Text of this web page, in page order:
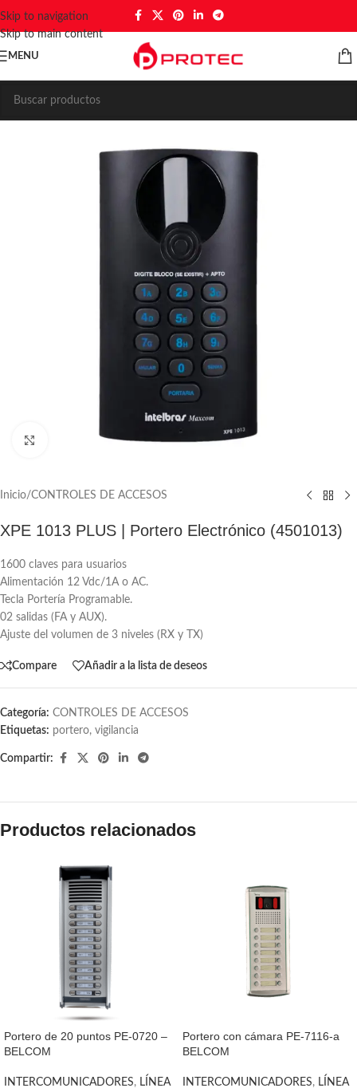
Skip to navigation
Skip to main content
MENU
Click to enlarge
Inicio/CONTROLES DE ACCESOS
XPE 1013 PLUS | Portero Electrónico (4501013)
1600 claves para usuarios
Alimentación 12 Vdc/1A o AC.
Tecla Portería Programable.
02 salidas (FA y AUX).
Ajuste del volumen de 3 niveles (RX y TX)
Compare Añadir a la lista de deseos
Categoría: CONTROLES DE ACCESOS
Etiquetas: portero, vigilancia
Compartir:
Productos relacionados
Portero de 20 puntos PE-0720 –
BELCOM
INTERCOMUNICADORES, LÍNEA
Portero con cámara PE-7116-a
BELCOM
INTERCOMUNICADORES, LÍNEA